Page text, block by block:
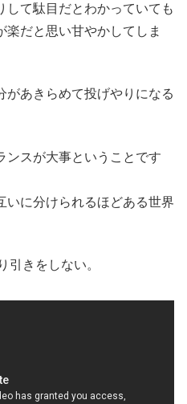
して駄目だとわかっていても
楽だと思い甘やかしてしま
があきらめて投げやりになる
ンスが大事ということです
いに分けられるほどある世界
引きをしない。